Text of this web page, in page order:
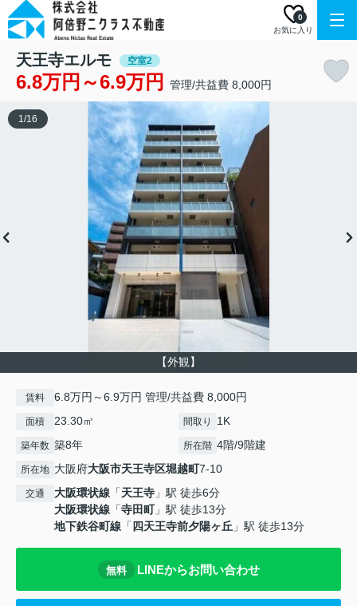
お気に入り
0
天王寺エルモ 空室2
6.8万円～6.9万円 管理/共益費 8,000円
【外観】
1/16
賃料 6.8万円～6.9万円 管理/共益費 8,000円
面積 23.30㎡ 間取り 1K
築年数 築8年 所在階 4階/9階建
所在地 大阪府大阪市天王寺区堀越町7-10
交通 大阪環状線 「天王寺 」駅 徒歩6分
大阪環状線 「寺田町」駅 徒歩13分
地下鉄谷町線 「 四天王寺前夕陽ヶ丘 」駅 徒歩13分
無料 LINEからお問い合わせ